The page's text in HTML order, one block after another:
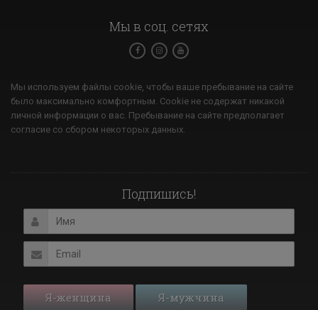
Мы в соц. сетях
Мы используем файлы cookie, чтобы ваше пребывание на сайте
было максимально комфортным. Cookie не содержат никакой
личной информации о вас. Пребывание на сайте предполагает
согласие со сбором некоторых данных.
Подпишись!
Я-женщина Я-мужчина